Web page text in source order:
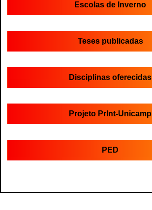
Escolas de Inverno
Teses publicadas
Disciplinas oferecidas
Projeto PrInt-Unicamp
PED